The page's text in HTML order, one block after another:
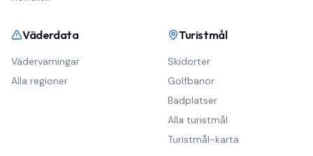
Väderdata
Vädervarningar
Alla regioner
Turistmål
Skidorter
Golfbanor
Badplatser
Alla turistmål
Turistmål-karta